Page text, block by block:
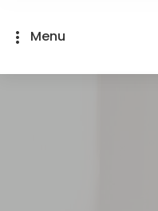
more_vert Menu